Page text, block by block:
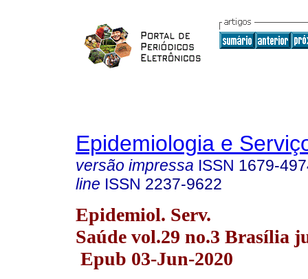
Epidemiologia e
versão impressa ISSN 1679-
line ISSN 2237-9622
Epidemiol. Serv.
Saúde vol.29 no.3 Brasília
Epub 03-Jun-2020